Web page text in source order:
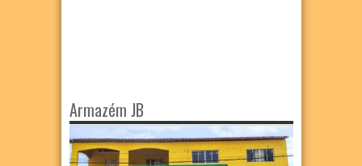
Armazém JB